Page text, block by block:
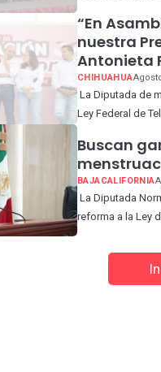
“En
nuestra
Antonieta
CHIHUAHUA
La Diputada de
Ley Federal de
Buscan
BAJACALIFORNIA
La Diputada
reforma a la Ley